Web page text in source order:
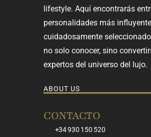
lifestyle. Aquí encontrarás
personalidades más
cuidadosamente
no solo conocer, sino
expertos del universo del lujo.
ABOUT US
CONTACTO
+34 930 150 520